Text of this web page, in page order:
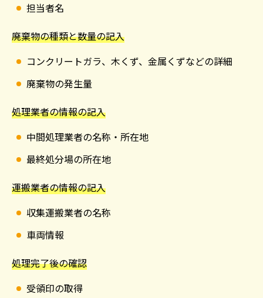
担当者名
廃棄物の種類と数量の記入
コンクリートガラ、木くず、金属くずなどの詳細
廃棄物の発生量
処理業者の情報の記入
中間処理業者の名称・所在地
最終処分場の所在地
運搬業者の情報の記入
収集運搬業者の名称
車両情報
処理完了後の確認
受領印の取得